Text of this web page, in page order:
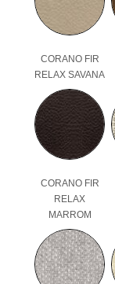
CORANO FIR
RELAX SAVANA
CORANO FIR
RELAX
MARROM